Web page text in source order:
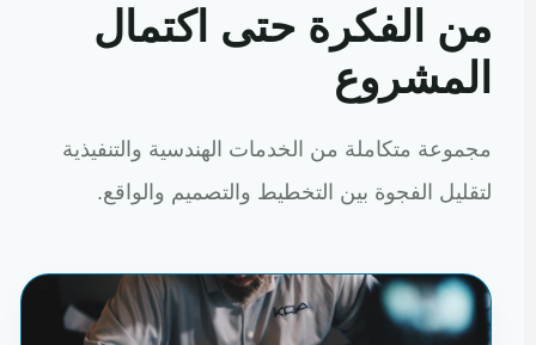
من الفكرة حتى اكتمال
المشروع
مجموعة متكاملة من الخدمات الهندسية والتنفيذية
لتقليل الفجوة بين التخطيط والتصميم والواقع.